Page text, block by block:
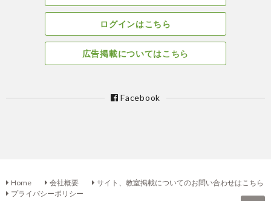
ログインはこちら
広告掲載についてはこちら
Facebook
Home 会社概要
サイト、教室掲載についてのお問い合わせはこちら
プライバシーポリシー